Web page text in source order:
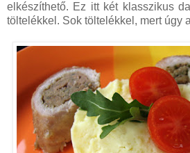
elkészíthető. Ez itt két klasszikus
töltelékkel. Sok töltelékkel, mert úgy